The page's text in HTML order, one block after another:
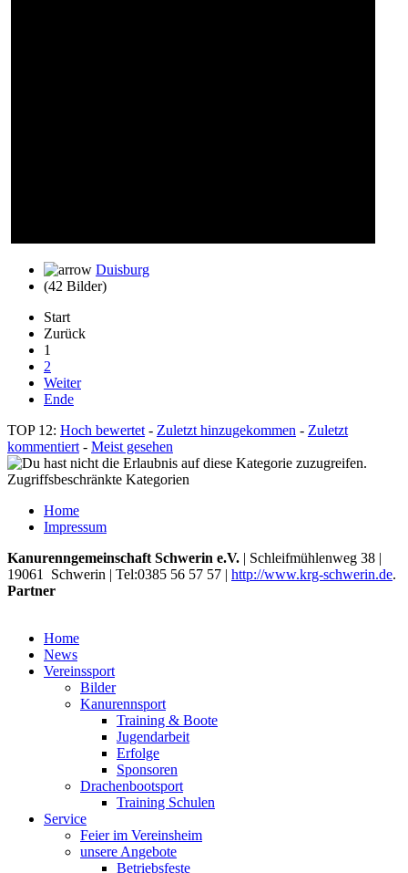
Duisburg
(42 Bilder)
Start
Zurück
1
2
Weiter
Ende
TOP 12: Hoch bewertet - Zuletzt hinzugekommen - Zuletzt
kommentiert - Meist gesehen
Zugriffsbeschränkte Kategorien
Home
Impressum
Kanurenngemeinschaft Schwerin e.V. | Schleifmühlenweg 38 |
19061
Schwerin | Tel:0385 56 57 57 | http://www.krg-schwerin.de.
Partner
Home
News
Vereinssport
Bilder
Kanurennsport
Training & Boote
Jugendarbeit
Erfolge
Sponsoren
Drachenbootsport
Training Schulen
Service
Feier im Vereinsheim
unsere Angebote
Betriebsfeste